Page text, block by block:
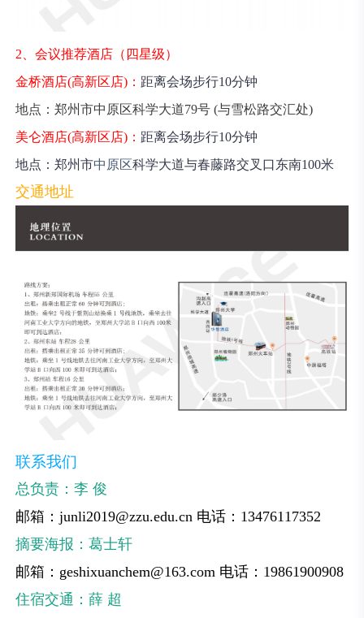
2、会议推荐酒店（四星级）
金桥酒店(高新区店)： 距离会场步行10分钟
地点：郑州市中原区科学大道79号 (与雪松路交汇处)
美仑酒店(高新区店)： 距离会场步行10分钟
地点：郑州市中原区科学大道与春藤路交叉口东南100米
交通地址
联系我们
总负责：李 俊
邮箱：junli2019@zzu.edu.cn 电话：13476117352
摘要海报：葛士轩
邮箱：geshixuanchem@163.com 电话：19861900908
住宿交通：薛 超